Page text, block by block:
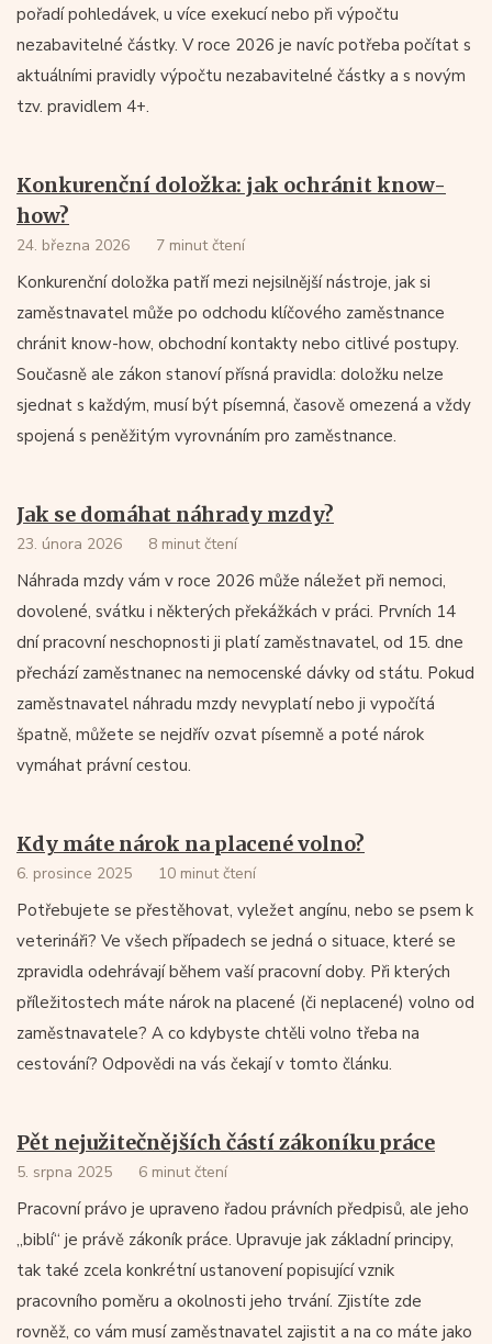
pořadí pohledávek, u více exekucí nebo při výpočtu
nezabavitelné částky. V roce 2026 je navíc potřeba počítat s
aktuálními pravidly výpočtu nezabavitelné částky a s novým
tzv. pravidlem 4+.
Konkurenční doložka: jak ochránit know-
how?
24. března 2026 7 minut čtení
Konkurenční doložka patří mezi nejsilnější nástroje, jak si
zaměstnavatel může po odchodu klíčového zaměstnance
chránit know-how, obchodní kontakty nebo citlivé postupy.
Současně ale zákon stanoví přísná pravidla: doložku nelze
sjednat s každým, musí být písemná, časově omezená a vždy
spojená s peněžitým vyrovnáním pro zaměstnance.
Jak se domáhat náhrady mzdy?
23. února 2026 8 minut čtení
Náhrada mzdy vám v roce 2026 může náležet při nemoci,
dovolené, svátku i některých překážkách v práci. Prvních 14
dní pracovní neschopnosti ji platí zaměstnavatel, od 15. dne
přechází zaměstnanec na nemocenské dávky od státu. Pokud
zaměstnavatel náhradu mzdy nevyplatí nebo ji vypočítá
špatně, můžete se nejdřív ozvat písemně a poté nárok
vymáhat právní cestou.
Kdy máte nárok na placené volno?
6. prosince 2025 10 minut čtení
Potřebujete se přestěhovat, vyležet angínu, nebo se psem k
veterináři? Ve všech případech se jedná o situace, které se
zpravidla odehrávají během vaší pracovní doby. Při kterých
příležitostech máte nárok na placené (či neplacené) volno od
zaměstnavatele? A co kdybyste chtěli volno třeba na
cestování? Odpovědi na vás čekají v tomto článku.
Pět nejužitečnějších částí zákoníku práce
5. srpna 2025 6 minut čtení
Pracovní právo je upraveno řadou právních předpisů, ale jeho
„biblí“ je právě zákoník práce. Upravuje jak základní principy,
tak také zcela konkrétní ustanovení popisující vznik
pracovního poměru a okolnosti jeho trvání. Zjistíte zde
rovněž, co vám musí zaměstnavatel zajistit a na co máte jako